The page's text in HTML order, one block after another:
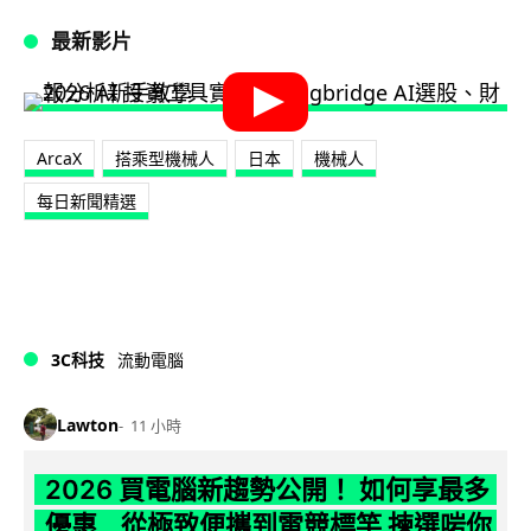
最新影片
ArcaX 搭乘型機械人 日本
機械人
每日新聞精選
3C科技 流動電腦
Lawton 11 小時
2026 買電腦新趨勢公開！ 如何享最多